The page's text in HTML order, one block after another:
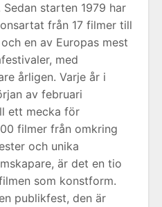
Sedan starten 1979 har
från 17 filmer till
en av Europas mest
med
årligen. Varje år i
av februari
ett mecka för
filmer från omkring
och unika
är det en tio
som konstform.
publikfest, den är